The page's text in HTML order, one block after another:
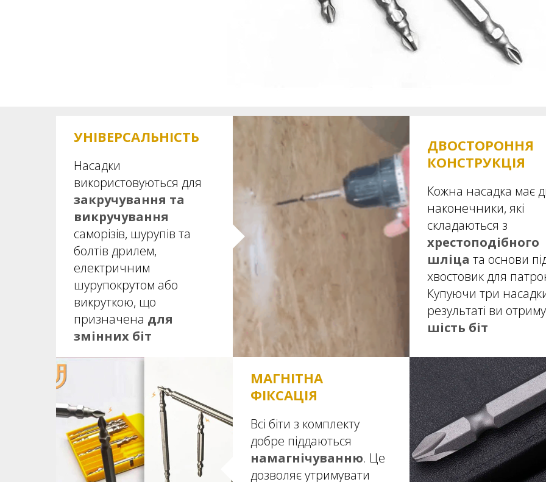
УНІВЕРСАЛЬНІСТЬ
Насадки
використовуються для
закручування та
викручування
саморізів, шурупів та
болтів дрилем,
електричним
шурупокрутом або
викруткою, що
призначена для
змінних біт
ДВОСТОРОННЯ
КОНСТРУКЦІЯ
Кожна насадка має
наконечники, які
складаються з
хрестоподібного
шліца та основи
хвостовик для
Купуючи три
результаті ви
шість біт
МАГНІТНА
ФІКСАЦІЯ
Всі біти з комплекту
добре піддаються
намагнічуванню. Це
дозволяє утримувати